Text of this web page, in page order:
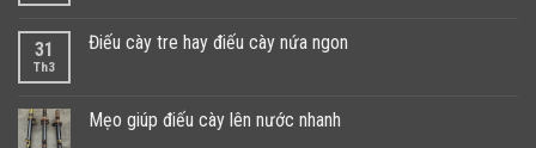
31
Th3
Điếu cày tre hay điếu cày nứa ngon
Mẹo giúp điếu cày lên nước nhanh